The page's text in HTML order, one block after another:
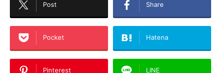
Post Share
Pocket Hatena
Pinterest LINE